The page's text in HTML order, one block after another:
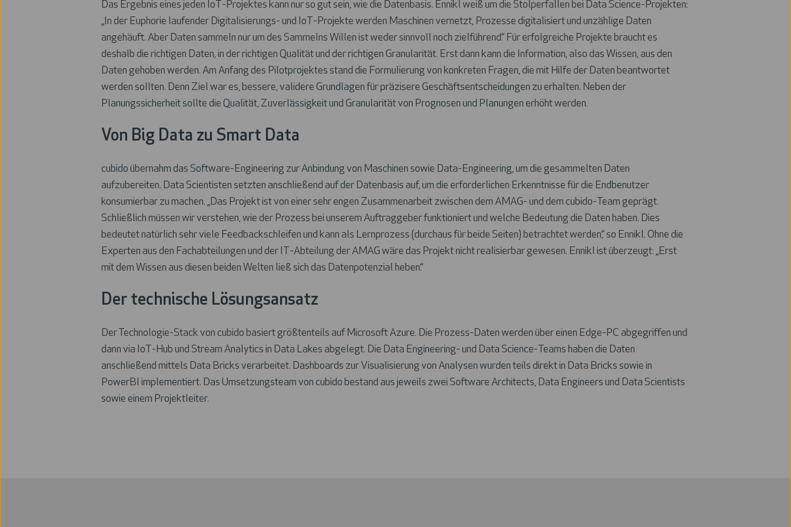
Das Ergebnis eines jeden IoT-Projektes kann nur so gut sein, wie die Datenbasis. Ennikl weiß um die Stolperfallen bei Data Science-Projekten:
„In der Euphorie laufender Digitalisierungs- und IoT-Projekte werden Maschinen vernetzt, Prozesse digitalisiert und unzählige Daten
angehäuft. Aber Daten sammeln nur um des Sammelns Willen ist weder sinnvoll noch zielführend.“ Für erfolgreiche Projekte braucht es
deshalb die richtigen Daten, in der richtigen Qualität und der richtigen Granularität. Erst dann kann die Information, also das Wissen, aus den
Daten gehoben werden. Am Anfang des Pilotprojektes stand die Formulierung von konkreten Fragen, die mit Hilfe der Daten beantwortet
werden sollten. Denn Ziel war es, bessere, validere Grundlagen für präzisere Geschäftsentscheidungen zu erhalten. Neben der
Planungssicherheit sollte die Qualität, Zuverlässigkeit und Granularität von Prognosen und Planungen erhöht werden.
Von Big Data zu Smart Data
cubido übernahm das Software-Engineering zur Anbindung von Maschinen sowie Data-Engineering, um die gesammelten Daten
aufzubereiten. Data Scientisten setzten anschließend auf der Datenbasis auf, um die erforderlichen Erkenntnisse für die Endbenutzer
konsumierbar zu machen. „Das Projekt ist von einer sehr engen Zusammenarbeit zwischen dem AMAG- und dem cubido-Team geprägt.
Schließlich müssen wir verstehen, wie der Prozess bei unserem Auftraggeber funktioniert und welche Bedeutung die Daten haben. Dies
bedeutet natürlich sehr viele Feedbackschleifen und kann als Lernprozess (durchaus für beide Seiten) betrachtet werden,“ so Ennikl. Ohne die
Experten aus den Fachabteilungen und der IT-Abteilung der AMAG wäre das Projekt nicht realisierbar gewesen. Ennikl ist überzeugt: „Erst
mit dem Wissen aus diesen beiden Welten ließ sich das Datenpotenzial heben.“
Der technische Lösungsansatz
Der Technologie-Stack von cubido basiert größtenteils auf Microsoft Azure. Die Prozess-Daten werden über einen Edge-PC abgegriffen und
dann via IoT-Hub und Stream Analytics in Data Lakes abgelegt. Die Data Engineering- und Data Science-Teams haben die Daten
anschließend mittels Data Bricks verarbeitet. Dashboards zur Visualisierung von Analysen wurden teils direkt in Data Bricks sowie in
PowerBI implementiert. Das Umsetzungsteam von cubido bestand aus jeweils zwei Software Architects, Data Engineers und Data Scientists
sowie einem Projektleiter.